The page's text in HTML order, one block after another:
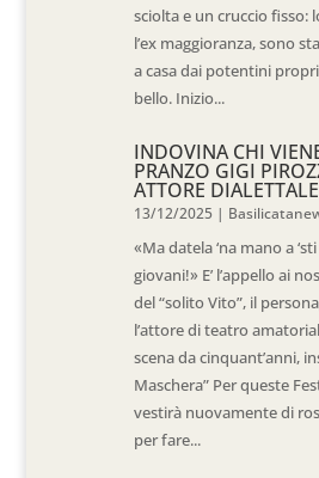
sciolta e un cruccio fisso:
l’ex maggioranza, sono
a casa dai potentini
bello. Inizio...
INDOVINA CHI
PRANZO GIGI
ATTORE DIALETTALE
13/12/2025 |
«Ma datela ‘na mano a
giovani!» E’ l’appello ai
del “solito Vito”, il
l’attore di teatro
scena da cinquant’anni,
Maschera” Per queste
vestirà nuovamente di
per fare...